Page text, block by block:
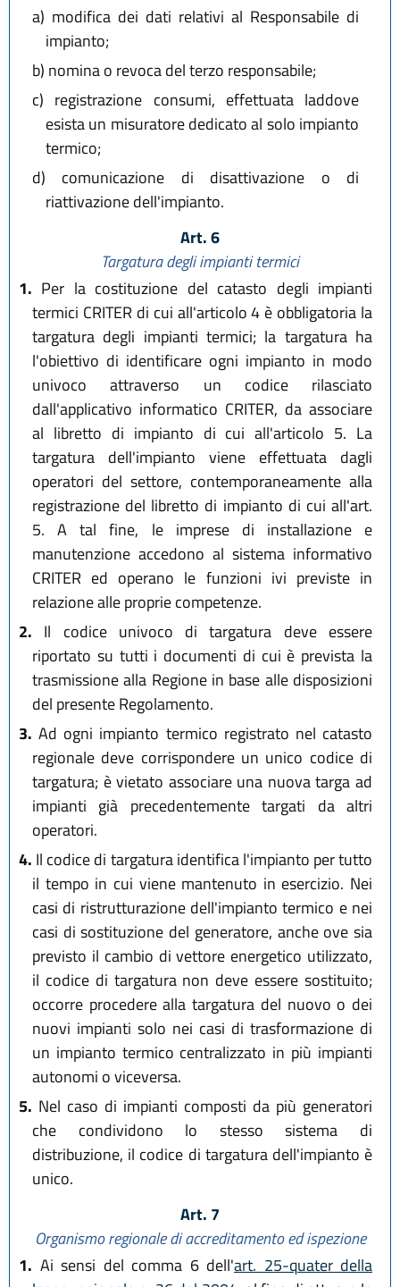
a) modifica dei dati relativi al Responsabile di
impianto;
b) nomina o revoca del terzo responsabile;
c) registrazione consumi, effettuata laddove
esista un misuratore dedicato al solo impianto
termico;
d) comunicazione di disattivazione o di
riattivazione dell'impianto.
Art. 6
Targatura degli impianti termici
1. Per la costituzione del catasto degli impianti
termici CRITER di cui all'articolo 4 è obbligatoria la
targatura degli impianti termici; la targatura ha
l'obiettivo di identificare ogni impianto in modo
univoco attraverso un codice rilasciato
dall'applicativo informatico CRITER, da associare
al libretto di impianto di cui all'articolo 5. La
targatura dell'impianto viene effettuata dagli
operatori del settore, contemporaneamente alla
registrazione del libretto di impianto di cui all'art.
5. A tal fine, le imprese di installazione e
manutenzione accedono al sistema informativo
CRITER ed operano le funzioni ivi previste in
relazione alle proprie competenze.
2. Il codice univoco di targatura deve essere
riportato su tutti i documenti di cui è prevista la
trasmissione alla Regione in base alle disposizioni
del presente Regolamento.
3. Ad ogni impianto termico registrato nel catasto
regionale deve corrispondere un unico codice di
targatura; è vietato associare una nuova targa ad
impianti già precedentemente targati da altri
operatori.
4. Il codice di targatura identifica l'impianto per tutto
il tempo in cui viene mantenuto in esercizio. Nei
casi di ristrutturazione dell'impianto termico e nei
casi di sostituzione del generatore, anche ove sia
previsto il cambio di vettore energetico utilizzato,
il codice di targatura non deve essere sostituito;
occorre procedere alla targatura del nuovo o dei
nuovi impianti solo nei casi di trasformazione di
un impianto termico centralizzato in più impianti
autonomi o viceversa.
5. Nel caso di impianti composti da più generatori
che condividono lo stesso sistema di
distribuzione, il codice di targatura dell'impianto è
unico.
Art. 7
Organismo regionale di accreditamento ed ispezione
1. Ai sensi del comma 6 dell'art. 25-quater della